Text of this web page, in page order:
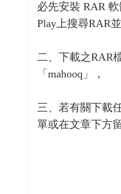
必先安裝 RAR 軟
Play上搜尋RAR
二、下載之RAR
「mahooq」，
三、若有關下載
單或在文章下方